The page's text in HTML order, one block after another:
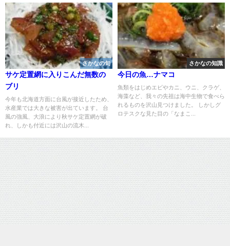
さかなの旬
サケ定置網に入りこんだ無数の
ブリ
今年も北海道方面に台風が接近したため、
水産業では大きな被害が出ています。 台
風の強風、大浪により秋サケ定置網が破
れ、しかも付近には沢山の流木...
さかなの知識
今日の魚…ナマコ
魚類をはじめエビやカニ、ウニ、クラゲ、
海藻など、我々の先祖は海中生物で食べら
れるものを沢山見つけました。 しかしグ
ロテスクな見た目の「なまこ...